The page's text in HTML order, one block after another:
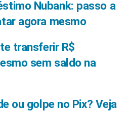
Nubank: passo a
agora mesmo
transferir R$
sem saldo na
ou golpe no Pix? Veja